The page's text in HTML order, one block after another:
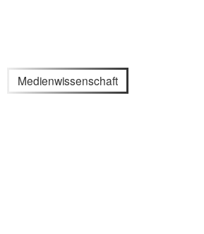
Medienwissenschaft